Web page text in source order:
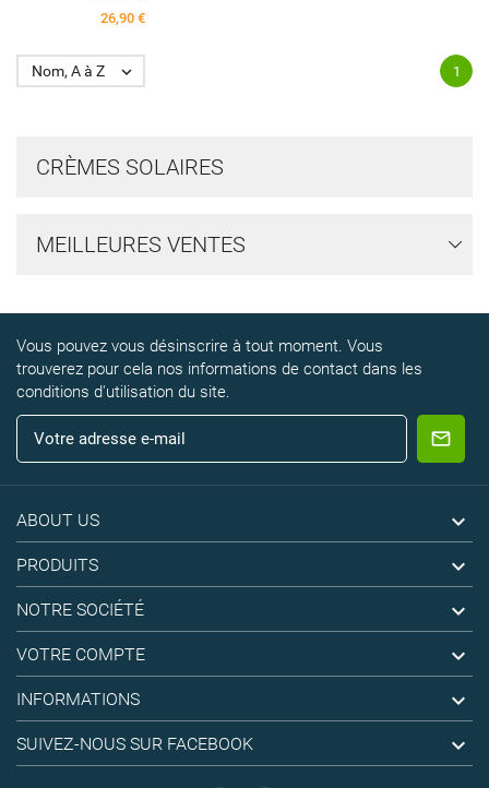
CRÈMES SOLAIRES
MEILLEURES VENTES
Price
26,90 €
Nom, A à Z  1
Vous pouvez vous désinscrire à tout moment. Vous
trouverez pour cela nos informations de contact dans les
conditions d'utilisation du site.
ABOUT US 
PRODUITS 
NOTRE SOCIÉTÉ 
VOTRE COMPTE 
INFORMATIONS 
SUIVEZ-NOUS SUR FACEBOOK 